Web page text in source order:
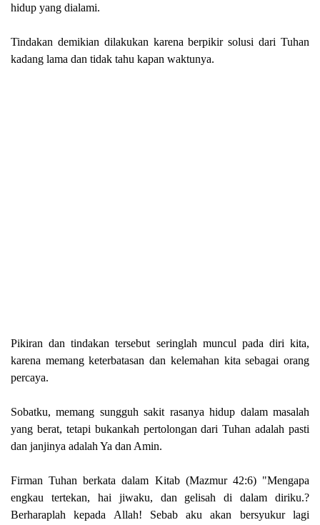
hidup yang dialami.
Tindakan demikian dilakukan karena berpikir solusi dari Tuhan
kadang lama dan tidak tahu kapan waktunya.
Pikiran dan tindakan tersebut seringlah muncul pada diri kita,
karena memang keterbatasan dan kelemahan kita sebagai orang
percaya.
Sobatku, memang sungguh sakit rasanya hidup dalam masalah
yang berat, tetapi bukankah pertolongan dari Tuhan adalah pasti
dan janjinya adalah Ya dan Amin.
Firman Tuhan berkata dalam Kitab (Mazmur 42:6) "Mengapa
engkau tertekan, hai jiwaku, dan gelisah di dalam diriku.?
Berharaplah kepada Allah! Sebab aku akan bersyukur lagi